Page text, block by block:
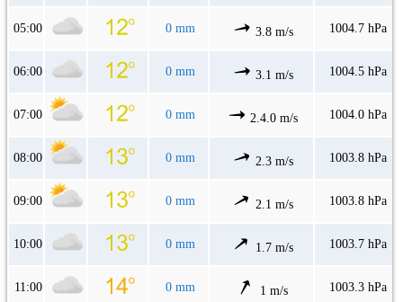
05:00 0 mm 3.8 m/s 1004.7 hPa
06:00 0 mm 3.1 m/s 1004.5 hPa
07:00 0 mm 2.4.0 m/s 1004.0 hPa
08:00 0 mm 2.3 m/s 1003.8 hPa
09:00 0 mm 2.1 m/s 1003.8 hPa
10:00 0 mm 1.7 m/s 1003.7 hPa
11:00 0 mm 1 m/s 1003.3 hPa